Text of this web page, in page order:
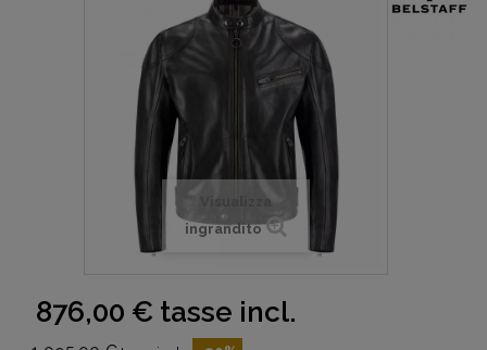
Visualizza
ingrandito
876,00 € tasse incl.